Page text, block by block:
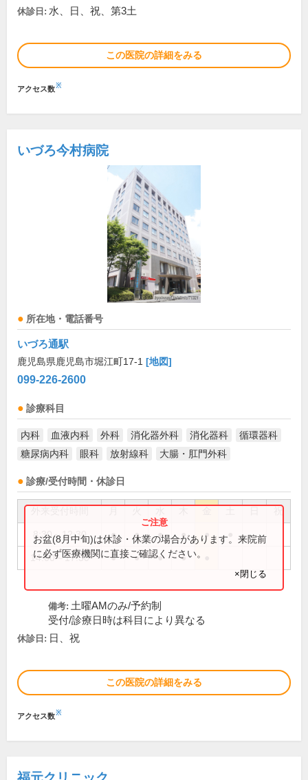
休診日: 水、日、祝、第3土
この医院の詳細をみる
アクセス数※
いづろ今村病院
所在地・電話番号
いづろ通駅
鹿児島県鹿児島市堀江町17-1 [地図]
099-226-2600
診療科目
内科 血液内科 外科 消化器外科 消化器科
循環器科
糖尿病内科
眼科 放射線科 大腸・肛門外科
診療/受付時間・休診日
祝
8:30～12:30 ● ● ● ● ●
14:00～17:30 ● ● ● ●
お盆(8月中旬)は休診・休業の場合があります。来院前
に必ず医療機関に直接ご確認ください。
×閉じる
備考: 土曜AMのみ/予約制
受付/診療日時は科目により異なる
休診日: 日、祝
この医院の詳細をみる
アクセス数※